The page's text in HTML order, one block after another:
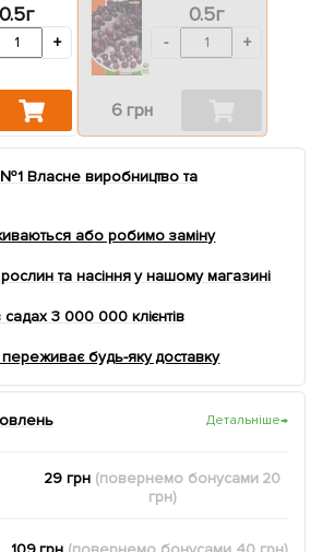
0.5г
+
0.5г
- +
6 грн
Власне виробництво та
або робимо заміну
та насіння у нашому магазині
3 000 000 клієнтів
будь-яку доставку
Детальніше→
29 грн (повернемобонусами 20
грн)